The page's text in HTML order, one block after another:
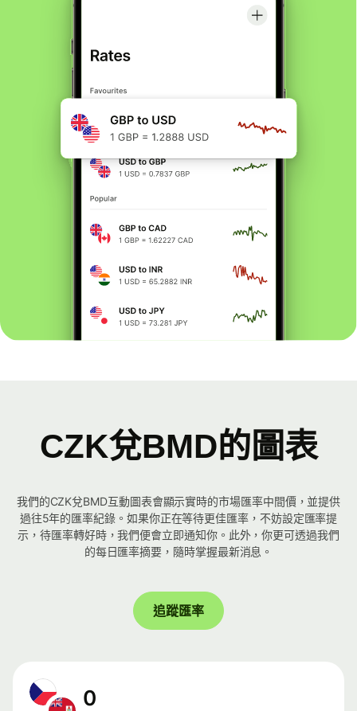
CZK兌BMD的圖表
我們的CZK兌BMD互動圖表會顯示實時的市場匯率中間價，並提供
過往5年的匯率紀錄。如果你正在等待更佳匯率，不妨設定匯率提
示，待匯率轉好時，我們便會立即通知你。此外，你更可透過我們
的每日匯率摘要，隨時掌握最新消息。
追蹤匯率
0